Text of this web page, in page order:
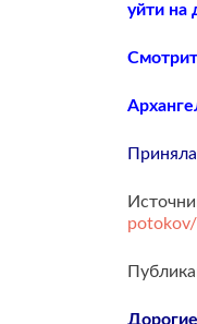
уйти на
potokov/